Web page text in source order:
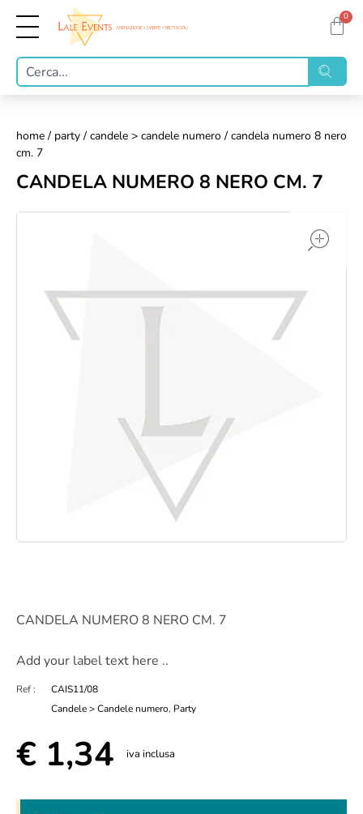
0
home / party / candele > candele numero / candela numero 8 nero
cm. 7
CANDELA NUMERO 8 NERO CM. 7
CANDELA NUMERO 8 NERO CM. 7
Add your label text here ..
Ref :
CAIS11/08
Candele > Candele numero, Party
€ 1,34 iva inclusa